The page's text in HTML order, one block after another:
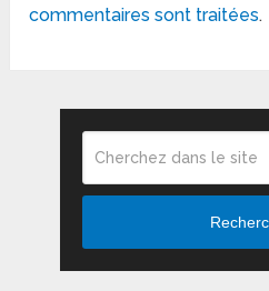
commentaires sont traitées.